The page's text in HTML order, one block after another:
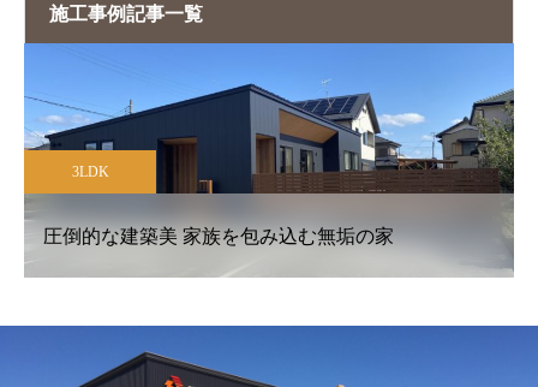
施工事例記事一覧
3LDK
圧倒的な建築美 家族を包み込む無垢の家 プ